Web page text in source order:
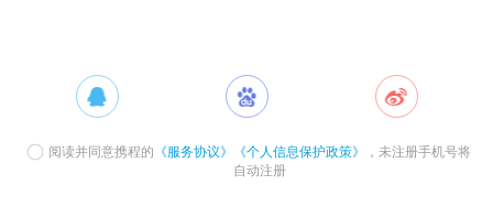
阅读并同意携程的 《服务协议》 《个人信息保护政策》
，未注册手机号将
自动注册